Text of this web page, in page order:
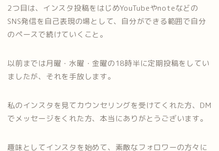
2つ目は、インスタ投稿をはじめYouTubeやnoteなどの
SNS発信を自己表現の場として、自分ができる範囲で自分
のペースで続けていくこと。
以前までは月曜・水曜・金曜の18時半に定期投稿をしてい
ましたが、それを手放します。
私のインスタを見てカウンセリングを受けてくれた方、DM
でメッセージをくれた方、本当にありがとうございます。
趣味としてインスタを始めて、素敵なフォロワーの方々に